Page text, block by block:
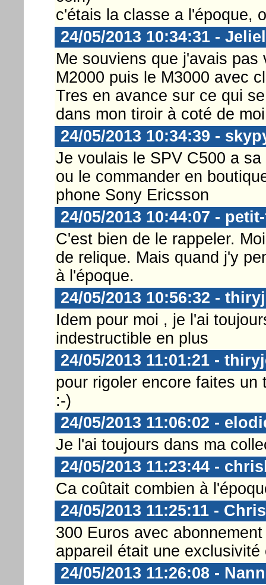
c'étais la classe a l'époque,
24/05/2013 10:34:31 - Jeliel
Me souviens que j'avais
M2000 puis le M3000 avec
Tres en avance sur ce qui
dans mon tiroir à coté de
24/05/2013 10:34:39 -
Je voulais le SPV C500 a
ou le commander en
phone Sony Ericsson
24/05/2013 10:44:07 -
C'est bien de le rappeler.
de relique. Mais quand j'y
à l'époque.
24/05/2013 10:56:32 -
Idem pour moi , je l'ai
indestructible en plus
24/05/2013 11:01:21 -
pour rigoler encore faites
:-)
24/05/2013 11:06:02 -
Je l'ai toujours dans ma
24/05/2013 11:23:44 -
Ca coûtait combien à
24/05/2013 11:25:11 -
300 Euros avec
appareil était une exclusivité
24/05/2013 11:26:08 -